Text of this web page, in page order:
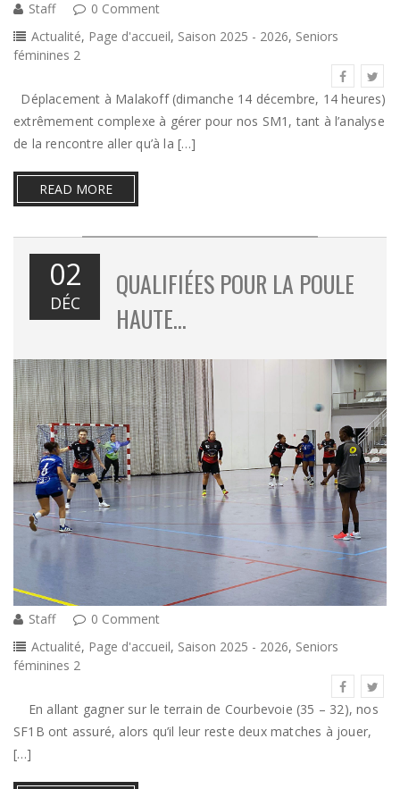
Staff
0 Comment
Actualité, Page d'accueil, Saison 2025 - 2026, Seniors
féminines 2
Déplacement à Malakoff (dimanche 14 décembre, 14 heures)
extrêmement complexe à gérer pour nos SM1, tant à l’analyse
de la rencontre aller qu’à la […]
READ MORE
02
DÉC
QUALIFIÉES POUR LA POULE
HAUTE…
Staff
0 Comment
Actualité, Page d'accueil, Saison 2025 - 2026, Seniors
féminines 2
En allant gagner sur le terrain de Courbevoie (35 – 32), nos
SF1B ont assuré, alors qu’il leur reste deux matches à jouer,
[…]